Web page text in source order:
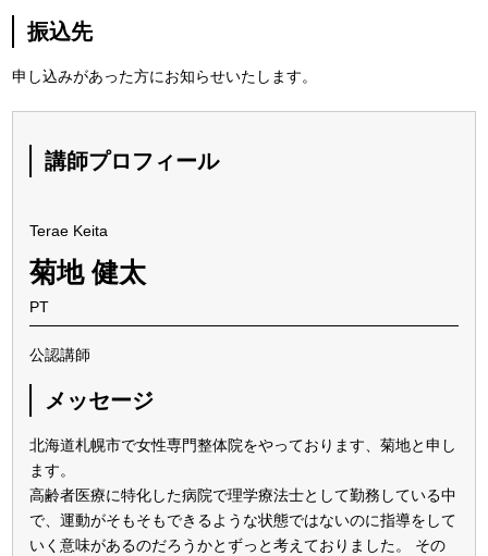
振込先
申し込みがあった方にお知らせいたします。
講師プロフィール
Terae Keita
菊地 健太
PT
公認講師
メッセージ
北海道札幌市で女性専門整体院をやっております、菊地と申し
ます。
高齢者医療に特化した病院で理学療法士として勤務している中
で、運動がそもそもできるような状態ではないのに指導をして
いく意味があるのだろうかとずっと考えておりました。 その